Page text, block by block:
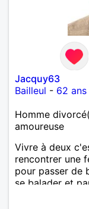
Jacquy63
Bailleul - 62 ans
Homme
amoureuse
Vivre à deux
rencontrer une
pour passer de
se balader et
complicité.
randonnée